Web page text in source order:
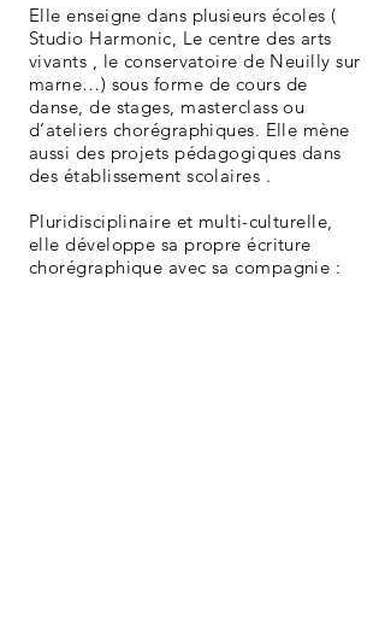
Elle enseigne dans plusieurs écoles (
Studio Harmonic, Le centre des arts
vivants , le conservatoire de Neuilly sur
marne…) sous forme de cours de
danse, de stages, masterclass ou
d’ateliers chorégraphiques. Elle mène
aussi des projets pédagogiques dans
des établissement scolaires .
Pluridisciplinaire et multi-culturelle,
elle développe sa propre écriture
chorégraphique avec sa compagnie :